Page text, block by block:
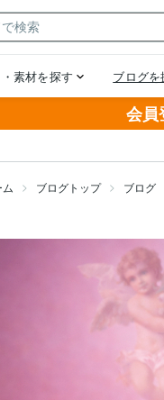
会員
ブログトップ ブログ